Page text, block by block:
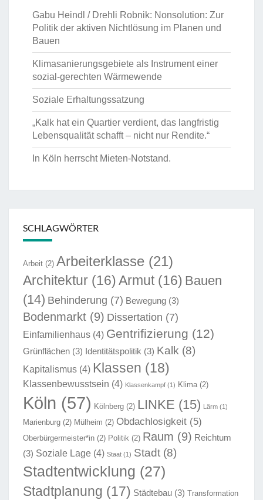
Gabu Heindl / Drehli Robnik: Nonsolution: Zur
Politik der aktiven Nichtlösung im Planen und
Bauen
Klimasanierungsgebiete als Instrument einer
sozial-gerechten Wärmewende
Soziale Erhaltungssatzung
„Kalk hat ein Quartier verdient, das langfristig
Lebensqualität schafft – nicht nur Rendite.“
In Köln herrscht Mieten-Notstand.
SCHLAGWÖRTER
Arbeit (2) Arbeiterklasse (21)
Architektur (16) Armut (16) Bauen
(14) Behinderung (7) Bewegung (3)
Bodenmarkt (9) Dissertation (7)
Einfamilienhaus (4) Gentrifizierung (12)
Grünflächen (3) Identitätspolitik (3) Kalk (8)
Kapitalismus (4) Klassen (18)
Klassenbewusstsein (4) Klassenkampf (1) Klima(2)
Köln (57) Kölnberg (2) LINKE (15) Lärm (1)
Marienburg (2) Mülheim (2) Obdachlosigkeit (5)
Oberbürgermeister*in (2) Politik (2) Raum (9) Reichtum
(3) Soziale Lage (4) Staat (1) Stadt (8)
Stadtentwicklung (27)
Stadtplanung (17) Städtebau (3) Transformation